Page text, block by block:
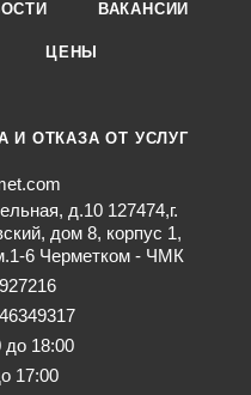
ВАКАНСИИ
ЦЕНЫ
И ОТКАЗА ОТ УСЛУГ
д.10 127474,г.
дом 8, корпус 1,
6 Черметком - ЧМК
18:00
17:00